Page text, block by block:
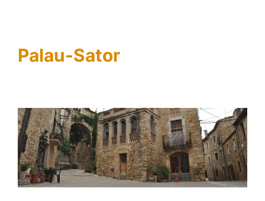
Palau-Sator